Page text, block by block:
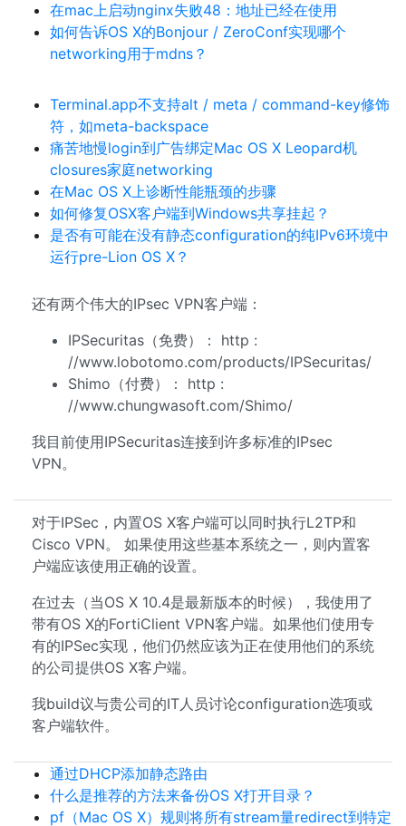
在mac上启动nginx失败48：地址已经在使用
如何告诉OS X的Bonjour / ZeroConf实现哪个
networking用于mdns？
Terminal.app不支持alt / meta / command-key修饰
符，如meta-backspace
痛苦地慢login到广告绑定Mac OS X Leopard机
closures家庭networking
在Mac OS X上诊断性能瓶颈的步骤
如何修复OSX客户端到Windows共享挂起？
是否有可能在没有静态configuration的纯IPv6环境中
运行pre-Lion OS X？
还有两个伟大的IPsec VPN客户端：
IPSecuritas（免费）： http :
//www.lobotomo.com/products/IPSecuritas/
Shimo（付费）： http :
//www.chungwasoft.com/Shimo/
我目前使用IPSecuritas连接到许多标准的IPsec
VPN。
对于IPSec，内置OS X客户端可以同时执行L2TP和
Cisco VPN。 如果使用这些基本系统之一，则内置客
户端应该使用正确的设置。
在过去（当OS X 10.4是最新版本的时候），我使用了
带有OS X的FortiClient VPN客户端。如果他们使用专
有的IPSec实现，他们仍然应该为正在使用他们的系统
的公司提供OS X客户端。
我build议与贵公司的IT人员讨论configuration选项或
客户端软件。
通过DHCP添加静态路由
什么是推荐的方法来备份OS X打开目录？
pf（Mac OS X）规则将所有stream量redirect到特定